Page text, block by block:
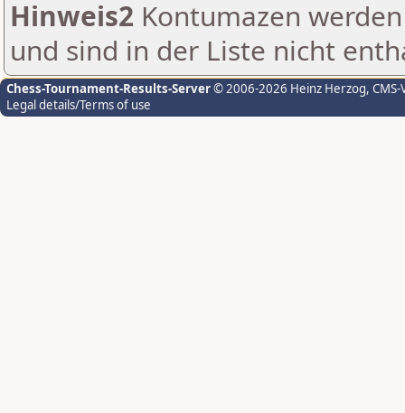
Hinweis2 Kontumazen
und sind in der Liste nicht
Chess-Tournament-Results-Server© 2006-2026 Heinz Herzog,
Legal details/Terms of use